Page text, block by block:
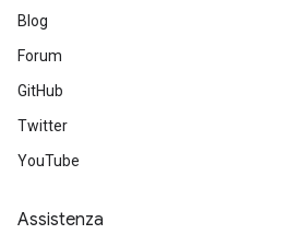
Blog
Forum
GitHub
Twitter
YouTube
Assistenza